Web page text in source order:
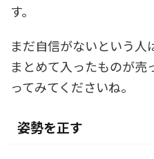
す。
まだ自信がないという人
まとめて入ったものが売
ってみてくださいね。
姿勢を正す